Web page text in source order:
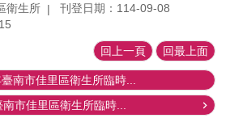
衛生所
刊登日期：114-09-08
回上一頁 回最上面
南市佳里區衛生所臨時...
市佳里區衛生所臨時...